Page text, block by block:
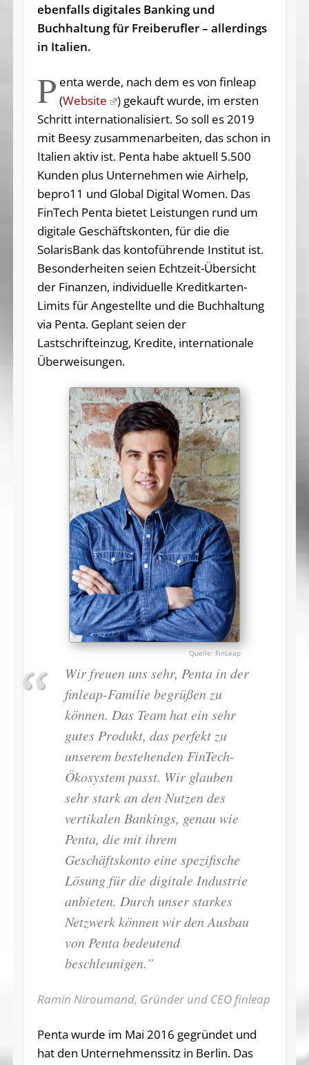
ebenfalls digitales Banking und
Buchhaltung für Freiberufler – allerdings
in Italien.
P enta werde, nach dem es von finleap
(Website
) gekauft wurde, im ersten
Schritt internationalisiert. So soll es 2019
mit Beesy zusammenarbeiten, das schon in
Italien aktiv ist. Penta habe aktuell 5.500
Kunden plus Unternehmen wie Airhelp,
bepro11 und Global Digital Women. Das
FinTech Penta bietet Leistungen rund um
digitale Geschäftskonten, für die die
SolarisBank das kontoführende Institut ist.
Besonderheiten seien Echtzeit-Übersicht
der Finanzen, individuelle Kreditkarten-
Limits für Angestellte und die Buchhaltung
via Penta. Geplant seien der
Lastschrifteinzug, Kredite, internationale
Überweisungen.
FinLeap
Wir freuen uns sehr, Penta in der
finleap-Familie begrüßen zu
können. Das Team hat ein sehr
gutes Produkt, das perfekt zu
unserem bestehenden FinTech-
Ökosystem passt. Wir glauben
sehr stark an den Nutzen des
vertikalen Bankings, genau wie
Penta, die mit ihrem
Geschäftskonto eine spezifische
Lösung für die digitale Industrie
anbieten. Durch unser starkes
Netzwerk können wir den Ausbau
von Penta bedeutend
beschleunigen.”
Ramin Niroumand, Gründer und CEO finleap
Penta wurde im Mai 2016 gegründet und
hat den Unternehmenssitz in Berlin. Das